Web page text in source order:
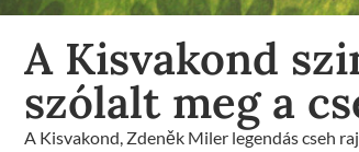
A Kisvakond
szólalt meg a
A Kisvakond, Zdeněk Miler legendás cseh